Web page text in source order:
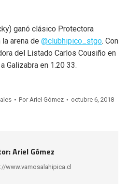
ganó clásico Protectora
arena de @clubhipico_stgo. Con
del Listado Carlos Cousiño en
Galizabra en 1.20 33.
PorAriel Gómez octubre 6, 2018
Ariel Gómez
www.vamosalahipica.cl